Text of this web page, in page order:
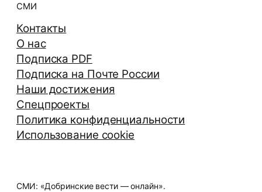
СМИ
Контакты
О нас
Подписка PDF
Подписка на Почте России
Наши достижения
Спецпроекты
Политика конфиденциальности
Использование cookie
СМИ: «Добринские вести — онлайн».